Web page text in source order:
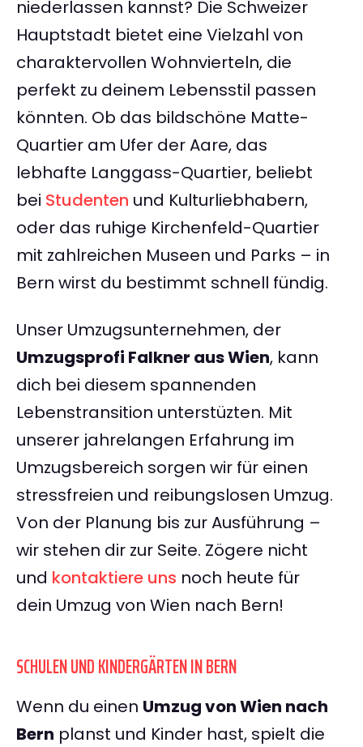
niederlassen kannst? Die Schweizer
Hauptstadt bietet eine Vielzahl von
charaktervollen Wohnvierteln, die
perfekt zu deinem Lebensstil passen
könnten. Ob das bildschöne Matte-
Quartier am Ufer der Aare, das
lebhafte Langgass-Quartier, beliebt
bei Studenten und Kulturliebhabern,
oder das ruhige Kirchenfeld-Quartier
mit zahlreichen Museen und Parks – in
Bern wirst du bestimmt schnell fündig.
Unser Umzugsunternehmen, der
Umzugsprofi Falkner aus Wien, kann
dich bei diesem spannenden
Lebenstransition unterstüzten. Mit
unserer jahrelangen Erfahrung im
Umzugsbereich sorgen wir für einen
stressfreien und reibungslosen Umzug.
Von der Planung bis zur Ausführung –
wir stehen dir zur Seite. Zögere nicht
und kontaktiere uns noch heute für
dein Umzug von Wien nach Bern!
SCHULEN UND KINDERGÄRTEN IN BERN
Wenn du einen Umzug von Wien nach
Bern planst und Kinder hast, spielt die